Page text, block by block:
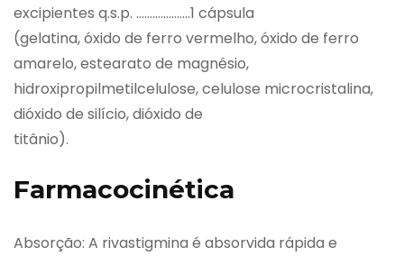
excipientes q.s.p. ………………..1 cápsula
(gelatina, óxido de ferro vermelho, óxido de ferro
amarelo, estearato de magnésio,
hidroxipropilmetilcelulose, celulose microcristalina,
dióxido de silício, dióxido de
titânio).
Farmacocinética
Absorção: A rivastigmina é absorvida rápida e